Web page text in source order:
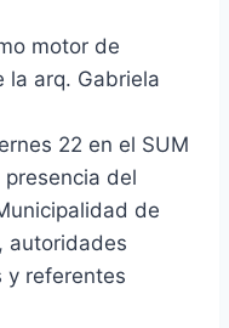
motor de
la arq. Gabriela
22 en el SUM
del
de
autoridades
y referentes